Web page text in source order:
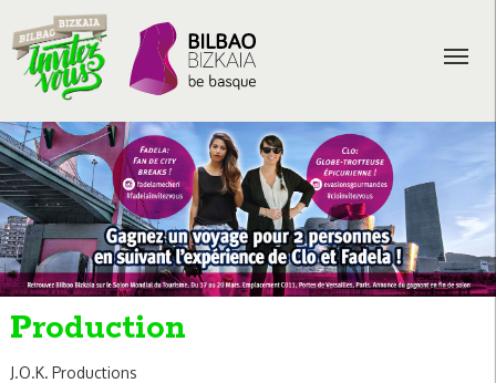
Production
J.O.K. Productions